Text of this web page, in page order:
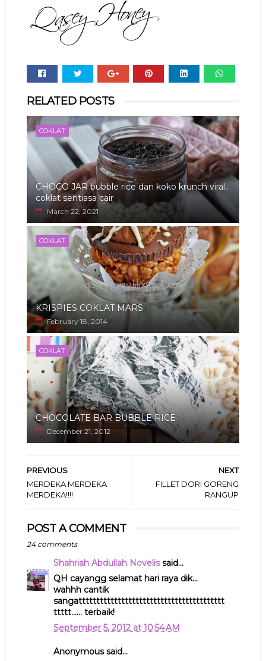
RELATED POSTS
COKLAT
CHOCO JAR bubble rice dan koko krunch viral..
coklat sentiasa cair
March 22, 2021
COKLAT
KRISPIES COKLAT MARS
February 18, 2014
COKLAT
CHOCOLATE BAR BUBBLE RICE
December 21, 2012
NEXT
FILLET DORI GORENG
RANGUP
PREVIOUS
MERDEKA MERDEKA
MERDEKA!!!!
POST A COMMENT
24 comments
Shahriah Abdullah Novelissaid...
QH cayangg selamat hari raya dik...
wahhh cantik
sangattttttttttttttttttttttttttttttttttttttttt
ttttt...... terbaik!
September 5, 2012 at 10:54 AM
Anonymous said...